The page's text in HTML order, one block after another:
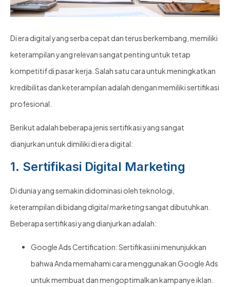
Di era digital yang serba cepat dan terus berkembang, memiliki
keterampilan yang relevan sangat penting untuk tetap
kompetitif di pasar kerja. Salah satu cara untuk meningkatkan
kredibilitas dan keterampilan adalah dengan memiliki sertifikasi
profesional.
Berikut adalah beberapa jenis sertifikasi yang sangat
dianjurkan untuk dimiliki di era digital:
1. Sertifikasi Digital Marketing
Di dunia yang semakin didominasi oleh teknologi,
keterampilan di bidangdigital marketingsangat dibutuhkan.
Beberapa sertifikasi yang dianjurkan adalah:
Google Ads Certification: Sertifikasi ini menunjukkan
bahwa Anda memahami cara menggunakan Google Ads
untuk membuat dan mengoptimalkan kampanye iklan.